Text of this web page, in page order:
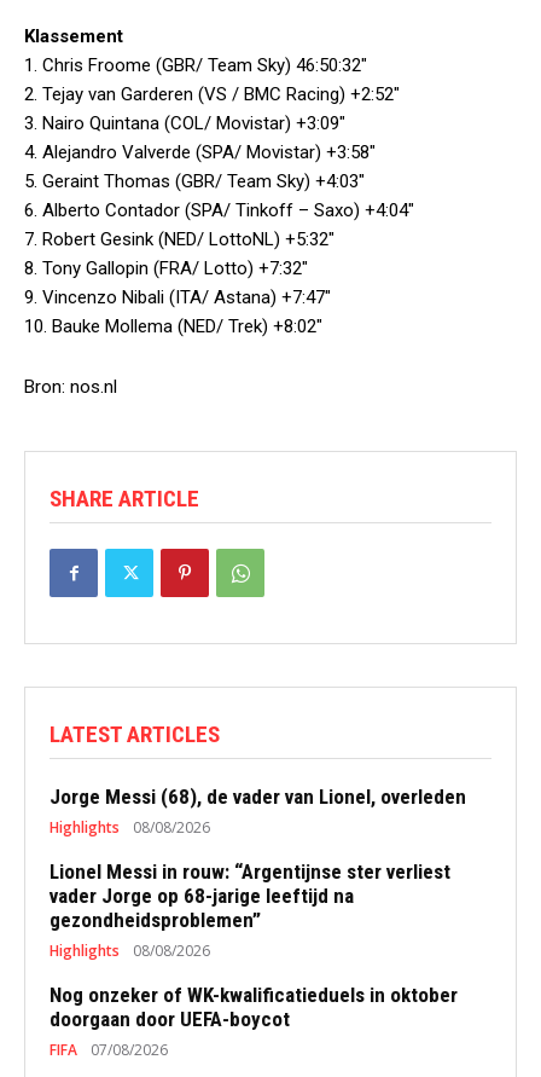
Klassement
1. Chris Froome (GBR/ Team Sky) 46:50:32″
2. Tejay van Garderen (VS / BMC Racing) +2:52″
3. Nairo Quintana (COL/ Movistar) +3:09″
4. Alejandro Valverde (SPA/ Movistar) +3:58″
5. Geraint Thomas (GBR/ Team Sky) +4:03″
6. Alberto Contador (SPA/ Tinkoff – Saxo) +4:04″
7. Robert Gesink (NED/ LottoNL) +5:32″
8. Tony Gallopin (FRA/ Lotto) +7:32″
9. Vincenzo Nibali (ITA/ Astana) +7:47″
10. Bauke Mollema (NED/ Trek) +8:02″
Bron: nos.nl
SHARE ARTICLE
LATEST ARTICLES
Jorge Messi (68), de vader van Lionel, overleden
Highlights 08/08/2026
Lionel Messi in rouw: “Argentijnse ster verliest
vader Jorge op 68-jarige leeftijd na
gezondheidsproblemen”
Highlights 08/08/2026
Nog onzeker of WK-kwalificatieduels in oktober
doorgaan door UEFA-boycot
FIFA 07/08/2026